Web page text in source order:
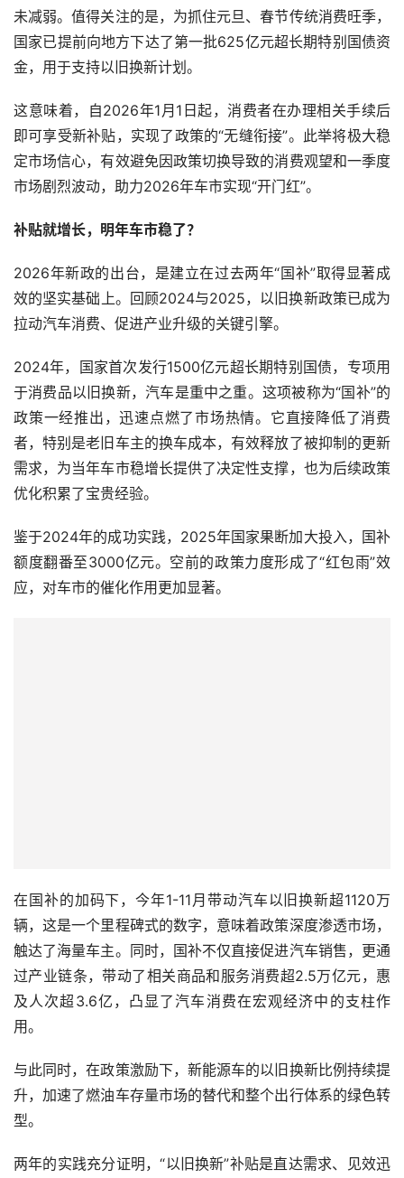
未减弱。值得关注的是，为抓住元旦、春节传统消费旺季，
国家已提前向地方下达了第一批625亿元超长期特别国债资
金，用于支持以旧换新计划。
这意味着，自2026年1月1日起，消费者在办理相关手续后
即可享受新补贴，实现了政策的“无缝衔接”。此举将极大稳
定市场信心，有效避免因政策切换导致的消费观望和一季度
市场剧烈波动，助力2026年车市实现“开门红”。
补贴就增长，明年车市稳了？
2026年新政的出台，是建立在过去两年“国补”取得显著成
效的坚实基础上。回顾2024与2025，以旧换新政策已成为
拉动汽车消费、促进产业升级的关键引擎。
2024年，国家首次发行1500亿元超长期特别国债，专项用
于消费品以旧换新，汽车是重中之重。这项被称为“国补”的
政策一经推出，迅速点燃了市场热情。它直接降低了消费
者，特别是老旧车主的换车成本，有效释放了被抑制的更新
需求，为当年车市稳增长提供了决定性支撑，也为后续政策
优化积累了宝贵经验。
鉴于2024年的成功实践，2025年国家果断加大投入，国补
额度翻番至3000亿元。空前的政策力度形成了“红包雨”效
应，对车市的催化作用更加显著。
在国补的加码下，今年1-11月带动汽车以旧换新超1120万
辆，这是一个里程碑式的数字，意味着政策深度渗透市场，
触达了海量车主。同时，国补不仅直接促进汽车销售，更通
过产业链条，带动了相关商品和服务消费超2.5万亿元，惠
及人次超3.6亿，凸显了汽车消费在宏观经济中的支柱作
用。
与此同时，在政策激励下，新能源车的以旧换新比例持续提
升，加速了燃油车存量市场的替代和整个出行体系的绿色转
型。
两年的实践充分证明，“以旧换新”补贴是直达需求、见效迅